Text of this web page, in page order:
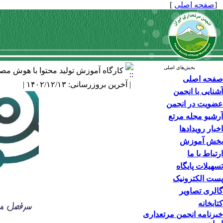
[صفحه اصلی ]
بخش‌های اصلی
صفحه اصلی
آشنایی با انجمن
عضویت در انجمن
آرشیو مجله مرتع
اخبار رویدادها
بخش آموزش
ارتباط با ما
تسهیلات پایگاه
پست الکترونیک
گالری تصاویر
کتابخانه
خبرنامه انجمن مرتعداری
کارگاه آموزش تولید محتوا با هوش
| آخرین بروزرسانی: ۱۴۰۲/۱۲/۱۳ |